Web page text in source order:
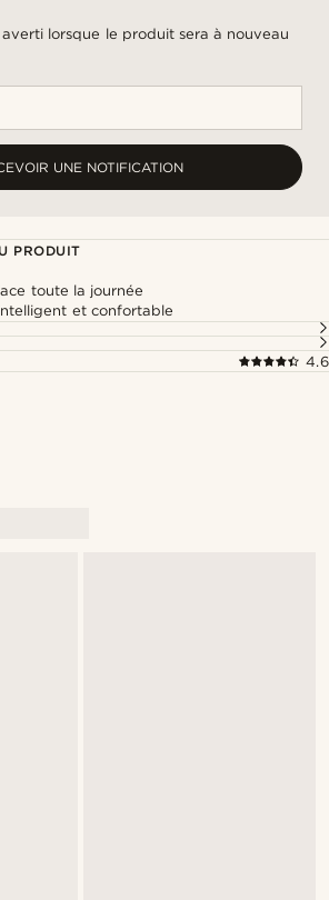
lorsque le produit sera à nouveau
UNE NOTIFICATION
PRODUIT
toute la journée
et confortable
4.6